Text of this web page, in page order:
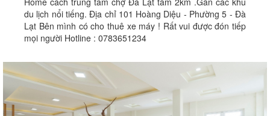
du lịch nổi tiếng. Địa chỉ 101 Hoàng Diệu - Phường 5 - Đà
Lạt Bên mình có cho thuê xe máy ! Rất vui được đón tiếp
mọi người Hotline : 0783651234